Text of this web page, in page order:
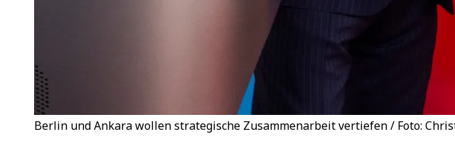
Berlin und Ankara wollen strategische Zusammenarbeit vertiefen / Foto: